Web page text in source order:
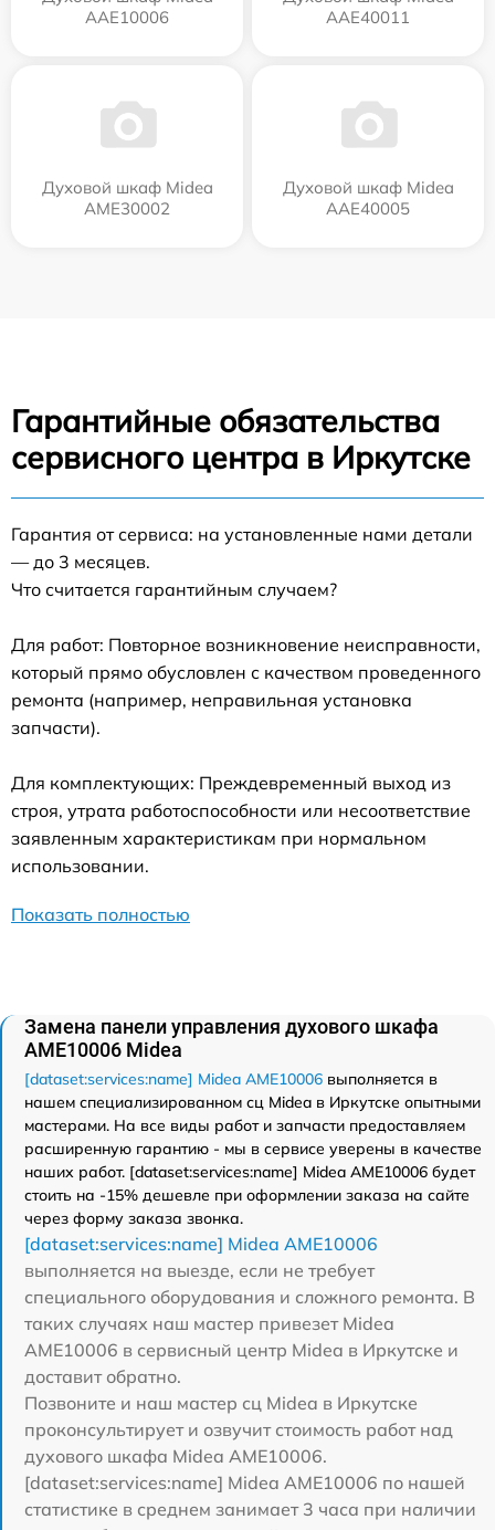
AAE10006
AAE40011
Духовой шкаф Midea
AME30002
Духовой шкаф Midea
AAE40005
Гарантийные обязательства
сервисного центра в Иркутске
Гарантия от сервиса: на установленные нами детали
— до 3 месяцев.
Что считается гарантийным случаем?
Для работ: Повторное возникновение неисправности,
который прямо обусловлен с качеством проведенного
ремонта (например, неправильная установка
запчасти).
Для комплектующих: Преждевременный выход из
строя, утрата работоспособности или несоответствие
заявленным характеристикам при нормальном
использовании.
Показать полностью
Замена панели управления духового шкафа
AME10006 Midea
[dataset:services:name] Midea AME10006 выполняется в
нашем специализированном сц Midea в Иркутске опытными
мастерами. На все виды работ и запчасти предоставляем
расширенную гарантию - мы в сервисе уверены в качестве
наших работ. [dataset:services:name] Midea AME10006 будет
стоить на -15% дешевле при оформлении заказа на сайте
через форму заказа звонка.
[dataset:services:name] Midea AME10006
выполняется на выезде, если не требует
специального оборудования и сложного ремонта. В
таких случаях наш мастер привезет Midea
AME10006 в сервисный центр Midea в Иркутске и
доставит обратно.
Позвоните и наш мастер сц Midea в Иркутске
проконсультирует и озвучит стоимость работ над
духового шкафа Midea AME10006.
[dataset:services:name] Midea AME10006 по нашей
статистике в среднем занимает 3 часа при наличии